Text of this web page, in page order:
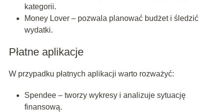
kategorii.
Money Lover – pozwala planować budżet i śledzić
wydatki.
Płatne aplikacje
W przypadku płatnych aplikacji warto rozważyć:
Spendee – tworzy wykresy i analizuje sytuację
finansową.